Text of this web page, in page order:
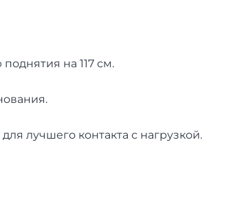
на 117 см.
луч­ше­го кон­такта с наг­рузкой.